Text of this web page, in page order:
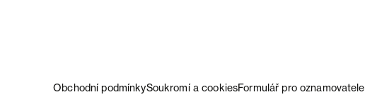
Obchodní podmínkySoukromí a cookiesFormulář pro oznamovatele